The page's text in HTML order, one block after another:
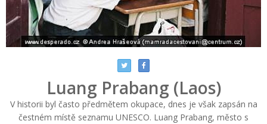
Luang Prabang (Laos)
V historii byl často předmětem okupace, dnes je však zapsán na
čestném místě seznamu UNESCO. Luang Prabang, město s